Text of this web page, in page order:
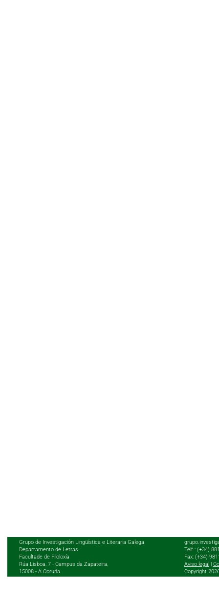
Grupo de Investigación Lingüística e Literaria Galega
Departamento de Letras.
Facultade de Filoloxía
Rúa Lisboa, 7 - Campus da Zapateira,
15008 - A Coruña
Telf.: (+34)
Fax: (+34)
Aviso legal
Copyright